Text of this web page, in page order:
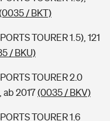
/ BKT)
TOURER 1.5), 121
/ BKU)
TOURER 2.0
ab 2017(0035 / BKV)
TOURER 1.6